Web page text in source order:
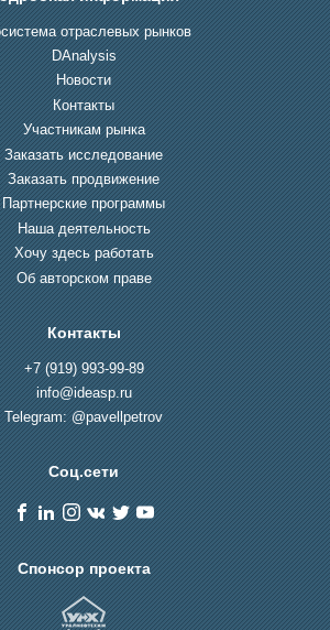
отраслевых рынков
DAnalysis
Новости
Контакты
Участникам рынка
Заказать исследование
Заказать продвижение
Партнерские программы
Наша деятельность
Хочу здесь работать
Об авторском праве
Контакты
+7 (919) 993-99-89
info@ideasp.ru
Telegram: @pavellpetrov
Соц.сети
Спонсор проекта